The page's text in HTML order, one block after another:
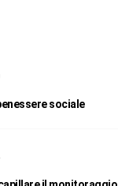
sociale